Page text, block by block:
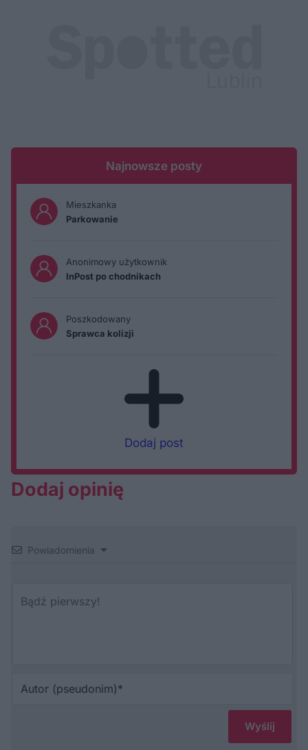
Najnowsze posty
Mieszkanka
Parkowanie
Anonimowy użytkownik
InPost po chodnikach
Poszkodowany
Sprawca kolizji
Dodaj post
Dodaj opinię
Powiadomienia